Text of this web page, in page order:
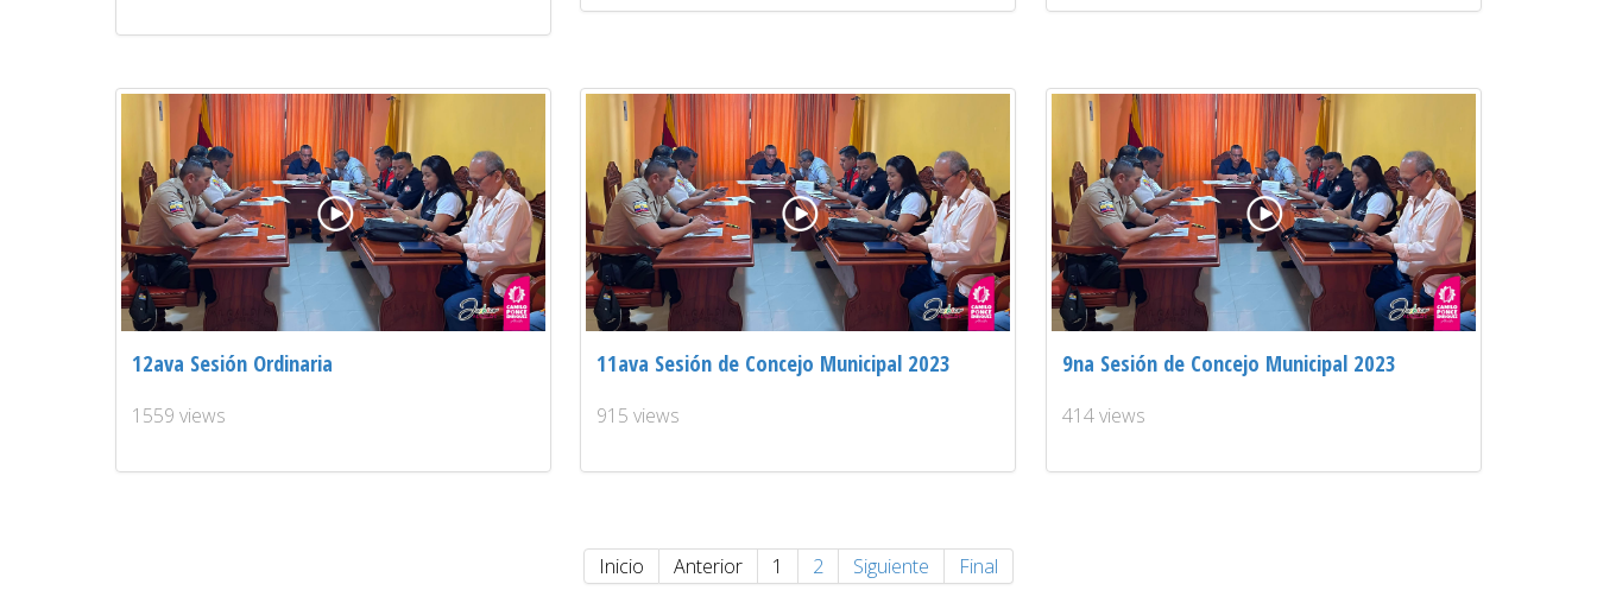
12ava Sesión Ordinaria
1559 views
11ava Sesión de Concejo Municipal 2023
915 views
9na Sesión de Concejo Municipal 2023
414 views
Inicio Anterior 1 2 Siguiente Final